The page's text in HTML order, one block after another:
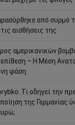
από συρμό
αισθήσεις της
αμερικανικών
– Η Μέση
φάση
Τι οδηγεί την
της Γερμανίας